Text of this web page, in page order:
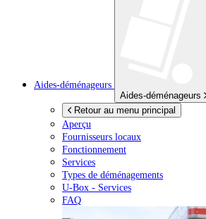
Aides-déménageurs
Aides-déménageurs
Retour au menu principal
Aperçu
Fournisseurs locaux
Fonctionnement
Services
Types de déménagements
U-Box - Services
FAQ